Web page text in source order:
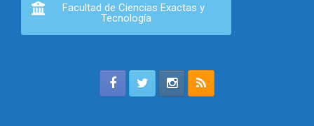
Facultad de Ciencias Exactas y
Tecnología